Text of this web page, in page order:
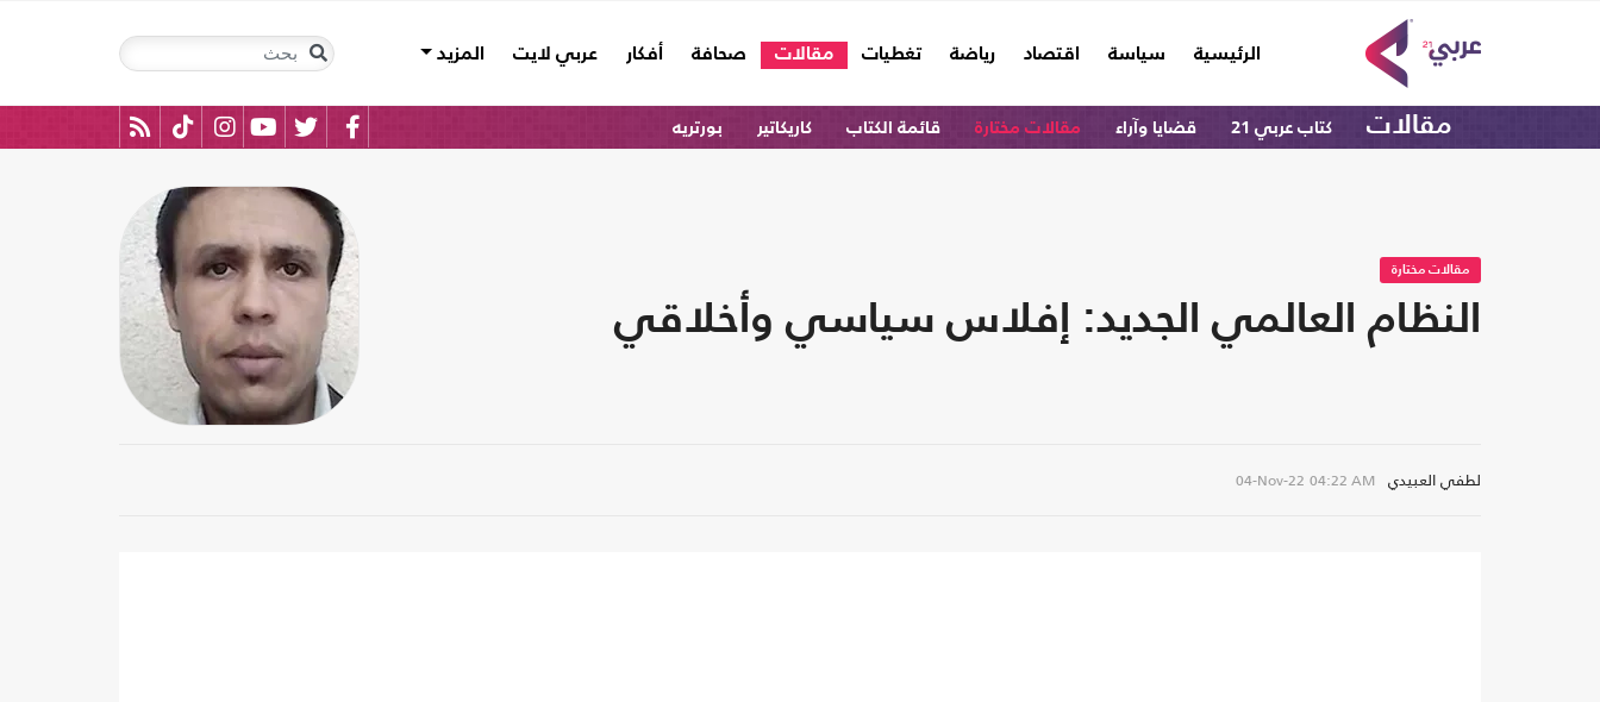
الرئيسية
(current) سياسة اقتصاد رياضة تغطيات مقالات صحافة أفكار عربي لايت المزيد
مقالات كتاب عربي 21 قضايا وآراء مقالات مختارة قائمة الكتاب كاريكاتير بورتريه
مقالات مختارة
النظام العالمي الجديد: إفلاس سياسي وأخلاقي
لطفي العبيدي 04-Nov-22 04:22 AM